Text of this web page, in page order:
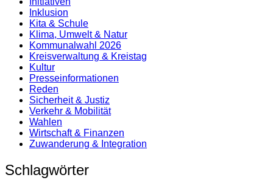
Inklusion
Kita & Schule
Klima, Umwelt & Natur
Kommunalwahl 2026
Kreisverwaltung & Kreistag
Kultur
Presse­informationen
Reden
Sicherheit & Justiz
Verkehr & Mobilität
Wahlen
Wirtschaft & Finanzen
Zuwanderung & Integration
Schlagwörter